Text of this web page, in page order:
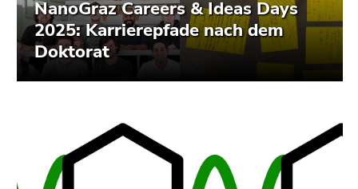
NanoGraz Careers & Ideas Days
2025: Karrierepfade nach dem
Doktorat